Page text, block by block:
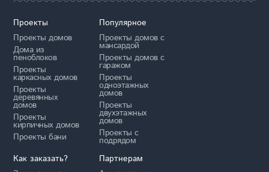
Проекты
Проекты домов
Дома из
пеноблоков
Проекты
каркасных домов
Проекты
деревянных
домов
Проекты
кирпичных домов
Проекты бани
Популярное
Проекты домов с
мансардой
Проекты домов с
гаражом
Проекты
одноэтажных
домов
Проекты
двухэтажных
домов
Проекты с
подрядом
Как заказать?
Партнерам